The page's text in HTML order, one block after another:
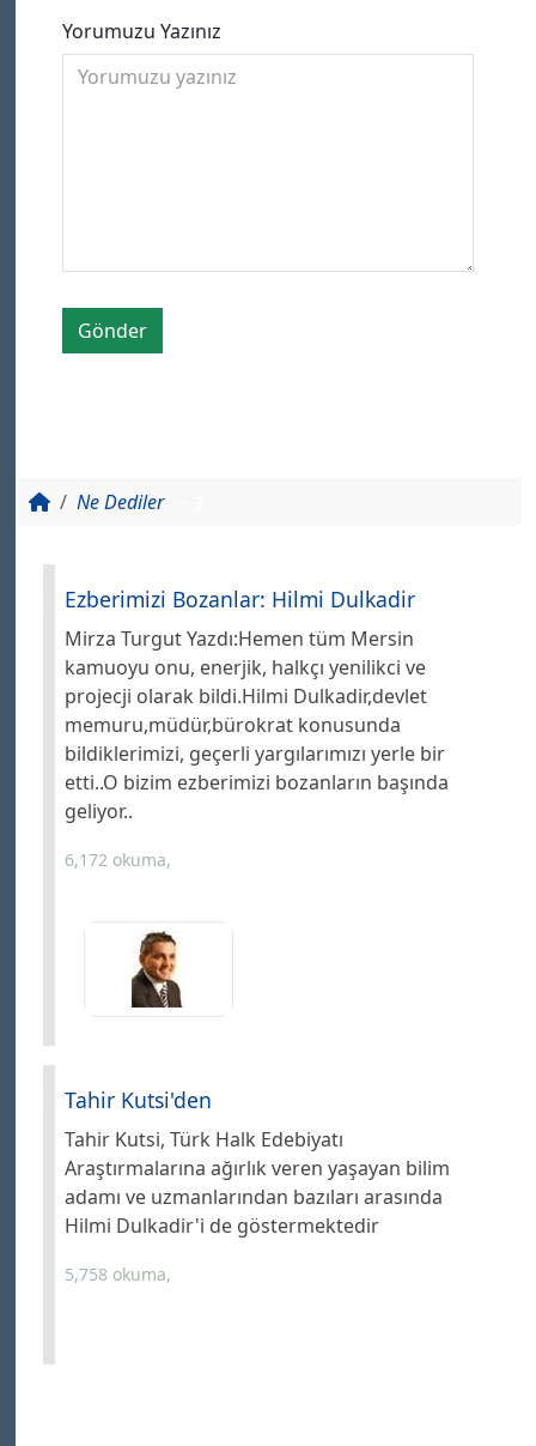
Yorumuzu Yazınız
Gönder
Ne Dediler
Ezberimizi Bozanlar: Hilmi Dulkadir
Mirza Turgut Yazdı:Hemen tüm Mersin
kamuoyu onu, enerjik, halkçı yenilikci ve
projecji olarak bildi.Hilmi Dulkadir,devlet
memuru,müdür,bürokrat konusunda
bildiklerimizi, geçerli yargılarımızı yerle bir
etti..O bizim ezberimizi bozanların başında
geliyor..
6,172 okuma,
Tahir Kutsi'den
Tahir Kutsi, Türk Halk Edebiyatı
Araştırmalarına ağırlık veren yaşayan bilim
adamı ve uzmanlarından bazıları arasında
Hilmi Dulkadir'i de göstermektedir
5,758 okuma,